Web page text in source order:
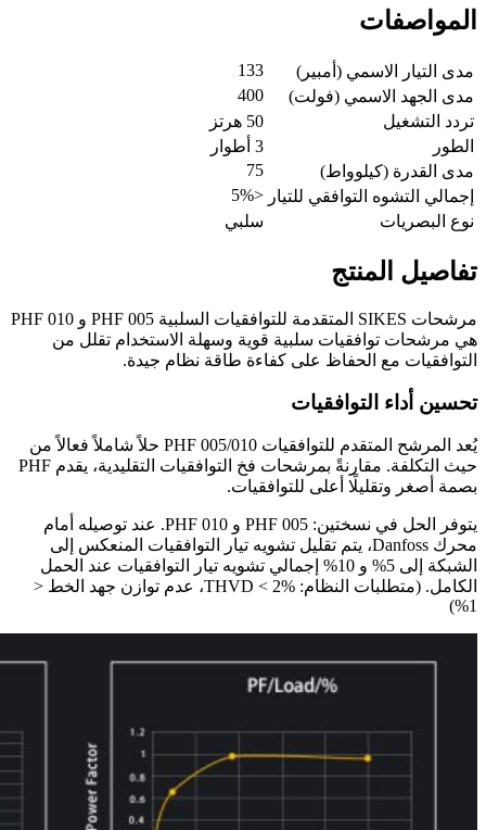
المواصفات
مدى التيار الاسمي (أمبير)
133
مدى الجهد الاسمي (فولت)
400
تردد التشغيل
50 هرتز
الطور
3 أطوار
مدى القدرة (كيلوواط)
75
إجمالي التشوه التوافقي للتيار <5%
نوع البصريات
سلبي
تفاصيل المنتج
مرشحات SIKES المتقدمة للتوافقيات السلبية PHF 005 و PHF 010
هي مرشحات توافقيات سلبية قوية وسهلة الاستخدام تقلل من
التوافقيات مع الحفاظ على كفاءة طاقة نظام جيدة.
تحسين أداء التوافقيات
يُعد المرشح المتقدم للتوافقيات PHF 005/010 حلاً شاملاً فعالاً من
حيث التكلفة. مقارنةً بمرشحات فخ التوافقيات التقليدية، يقدم PHF
بصمة أصغر وتقليلًا أعلى للتوافقيات.
يتوفر الحل في نسختين: PHF 005 و PHF 010. عند توصيله أمام
محرك Danfoss، يتم تقليل تشويه تيار التوافقيات المنعكس إلى
الشبكة إلى 5% و 10% إجمالي تشويه تيار التوافقيات عند الحمل
الكامل. (متطلبات النظام: THVD < 2%، عدم توازن جهد الخط <
1%)